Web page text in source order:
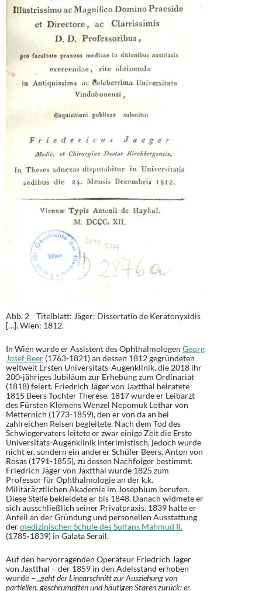
Abb. 2 Titelblatt: Jäger: Dissertatio de Keratonyxidis
[…]. Wien: 1812.
In Wien wurde er Assistent des Ophthalmologen Georg
Josef Beer (1763-1821) an dessen 1812 gegründeten
weltweit Ersten Universitäts-Augenklinik, die 2018 ihr
200-jähriges Jubiläum zur Erhebung zum Ordinariat
(1818) feiert. Friedrich Jäger von Jaxtthal heiratete
1815 Beers Tochter Therese. 1817 wurde er Leibarzt
des Fürsten Klemens Wenzel Nepomuk Lothar von
Metternich (1773-1859), den er von da an bei
zahlreichen Reisen begleitete. Nach dem Tod des
Schwiegervaters leitete er zwar einige Zeit die Erste
Universitäts-Augenklinik interimistisch, jedoch wurde
nicht er, sondern ein anderer Schüler Beers, Anton von
Rosas (1791-1855), zu dessen Nachfolger bestimmt.
Friedrich Jäger von Jaxtthal wurde 1825 zum
Professor für Ophthalmologie an der k.k.
Militärärztlichen Akademie im Josephium berufen.
Diese Stelle bekleidete er bis 1848. Danach widmete er
sich ausschließlich seiner Privatpraxis. 1839 hatte er
Anteil an der Gründung und personellen Ausstattung
der medizinischen Schule des Sultans Mahmud II.
(1785-1839) in Galata Serail.
Auf den hervorragenden Operateur Friedrich Jäger
von Jaxtthal – der 1859 in den Adelsstand erhoben
wurde – „geht der Linearschnitt zur Ausziehung von
partiellen, geschrumpften und häutigen Staren zurück; er